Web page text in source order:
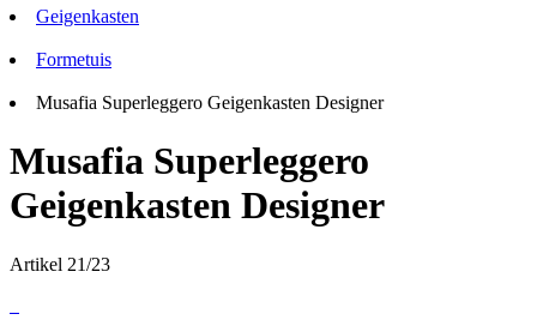
Geigenkasten
Formetuis
Musafia Superleggero Geigenkasten Designer
Musafia Superleggero
Geigenkasten Designer
Artikel 21/23